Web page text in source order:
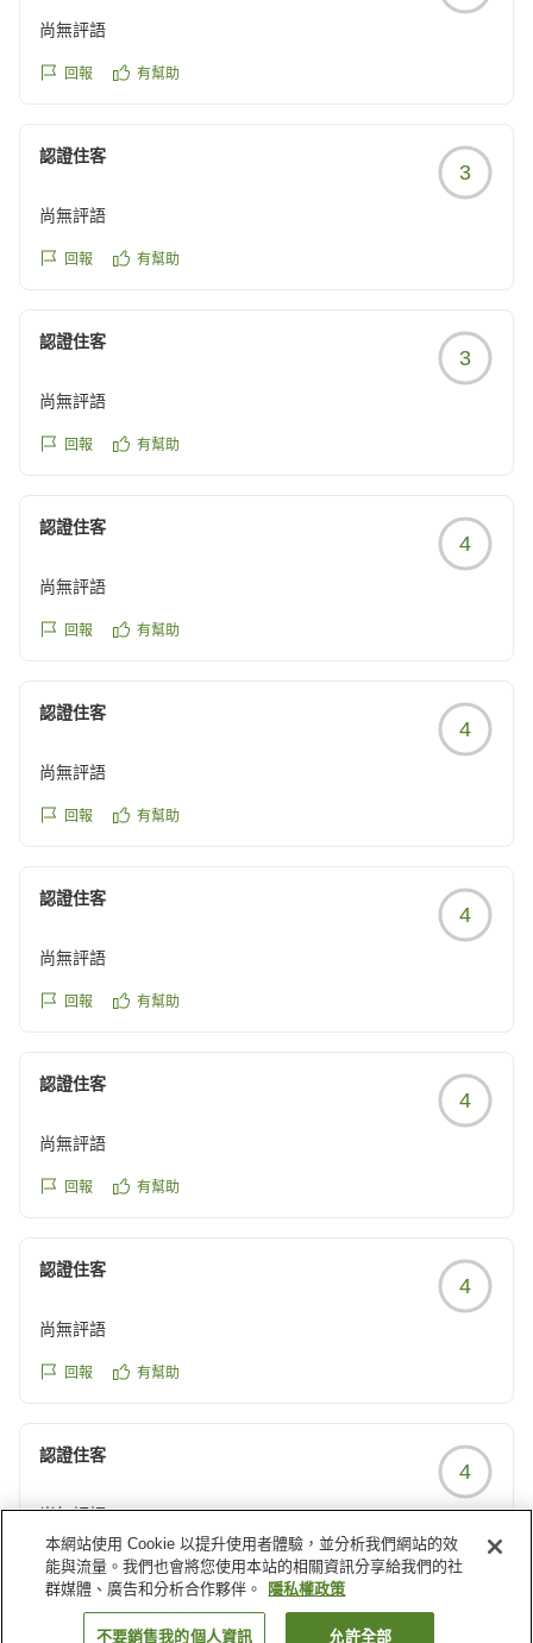
無料朝食でもよほどマトモナホテルも多くあるのに、費用を
取ってのクオリティとしては、本当にあり得ません。
これ、経営者が知ってて出しているとしたら驚愕の事態で
感じないレベルです。
美味しいとか、満足とかの感情を絶対に感じられないものを
ホテル側が提供して何の得が有るのか、全く理解できないの
ホテル自体は悪くないので、ますます不思議です...
クチコミの詳細はこちらから
https://review.travel.rakuten.co.jp/hotel/voice/18954?
尚無評語
回報 有幫助
認證住客
3
尚無評語
回報 有幫助
認證住客
3
尚無評語
回報 有幫助
認證住客
4
尚無評語
回報 有幫助
認證住客
4
尚無評語
回報 有幫助
認證住客
4
尚無評語
回報 有幫助
認證住客
4
尚無評語
回報 有幫助
認證住客
4
尚無評語
回報 有幫助
認證住客
4
尚無評語
回報 有幫助
載入更多結果
本網站使用 Cookie 以提升使用者體驗，並分析我們網站的效
能與流量。我們也會將您使用本站的相關資訊分享給我們的社
群媒體、廣告和分析合作夥伴。
隱私權政策
不要銷售我的個人資訊 允許全部